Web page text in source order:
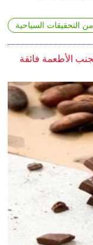
من التحقيقات السياحية
الأطعمة فائقة